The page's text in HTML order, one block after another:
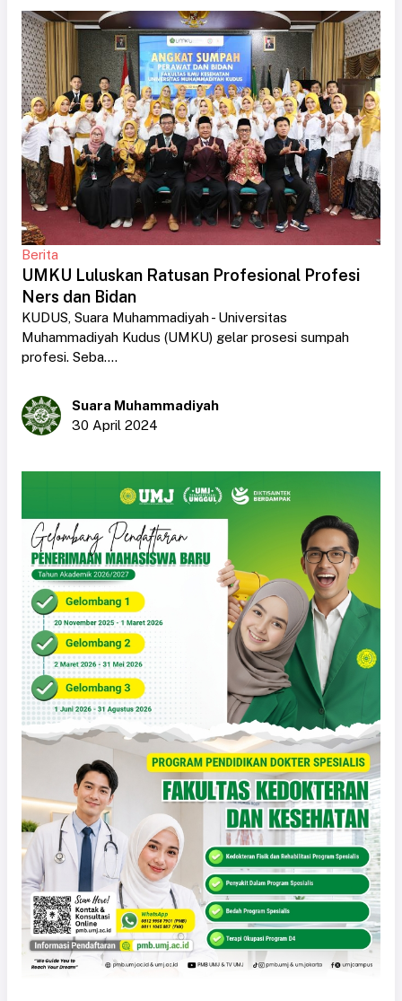
Berita
UMKU Luluskan Ratusan Profesional Profesi
Ners dan Bidan
KUDUS, Suara Muhammadiyah - Universitas
Muhammadiyah Kudus (UMKU) gelar prosesi sumpah
profesi. Seba....
Suara Muhammadiyah
30 April 2024